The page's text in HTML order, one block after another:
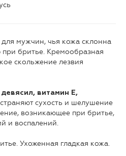
мужчин, чья кожа склонна
бритье. Кремообразная
скольжение лезвия
девясил, витамин Е,
сухость и шелушение
возникающее при бритье,
и воспалений.
Ухоженная гладкая кожа.